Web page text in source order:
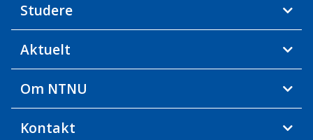
Studere
Aktuelt
Om NTNU
Kontakt